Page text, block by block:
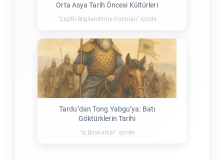
Orta Asya Tarih Öncesi Kültürleri
"Çeşitli Bilgilendirme Konuları" içinde
Tardu’dan Tong Yabgu’ya: Batı
Göktürklerin Tarihi
"İz Bırakanlar" içinde